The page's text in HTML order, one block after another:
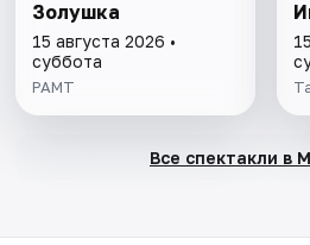
Золушка
15 августа 2026 •
суббота
РАМТ
Все спектакли в